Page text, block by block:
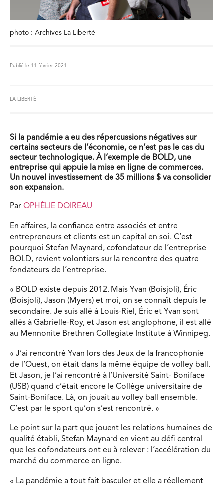
photo : Archives La Liberté
Publié le 11 février 2021
LA LIBERTÉ
Si la pandémie a eu des répercussions négatives sur
certains secteurs de l’économie, ce n’est pas le cas du
secteur technologique. À l’exemple de BOLD, une
entreprise qui appuie la mise en ligne de commerces.
Un nouvel investissement de 35 millions $ va consolider
son expansion.
Par OPHÉLIE DOIREAU
En affaires, la confiance entre associés et entre
entrepreneurs et clients est un capital en soi. C’est
pourquoi Stefan Maynard, cofondateur de l’entreprise
BOLD, revient volontiers sur la rencontre des quatre
fondateurs de l’entreprise.
« BOLD existe depuis 2012. Mais Yvan (Boisjoli), Éric
(Boisjoli), Jason (Myers) et moi, on se connaît depuis le
secondaire. Je suis allé à Louis-Riel, Éric et Yvan sont
allés à Gabrielle-Roy, et Jason est anglophone, il est allé
au Mennonite Brethren Collegiate Institute à Winnipeg.
« J’ai rencontré Yvan lors des Jeux de la francophonie
de l’Ouest, on était dans la même équipe de volley ball.
Et Jason, je l’ai rencontré à l’Université Saint- Boniface
(USB) quand c’était encore le Collège universitaire de
Saint-Boniface. Là, on jouait au volley ball ensemble.
C’est par le sport qu’on s’est rencontré. »
Le point sur la part que jouent les relations humaines de
qualité établi, Stefan Maynard en vient au défi central
que les cofondateurs ont eu à relever : l’accélération du
marché du commerce en ligne.
« La pandémie a tout fait basculer et elle a réellement